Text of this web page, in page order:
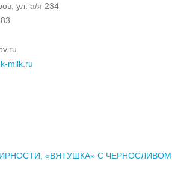
ул. а/я 234
milk.ru
«ВЯТУШКА» С ЧЕРНОСЛИВОМ